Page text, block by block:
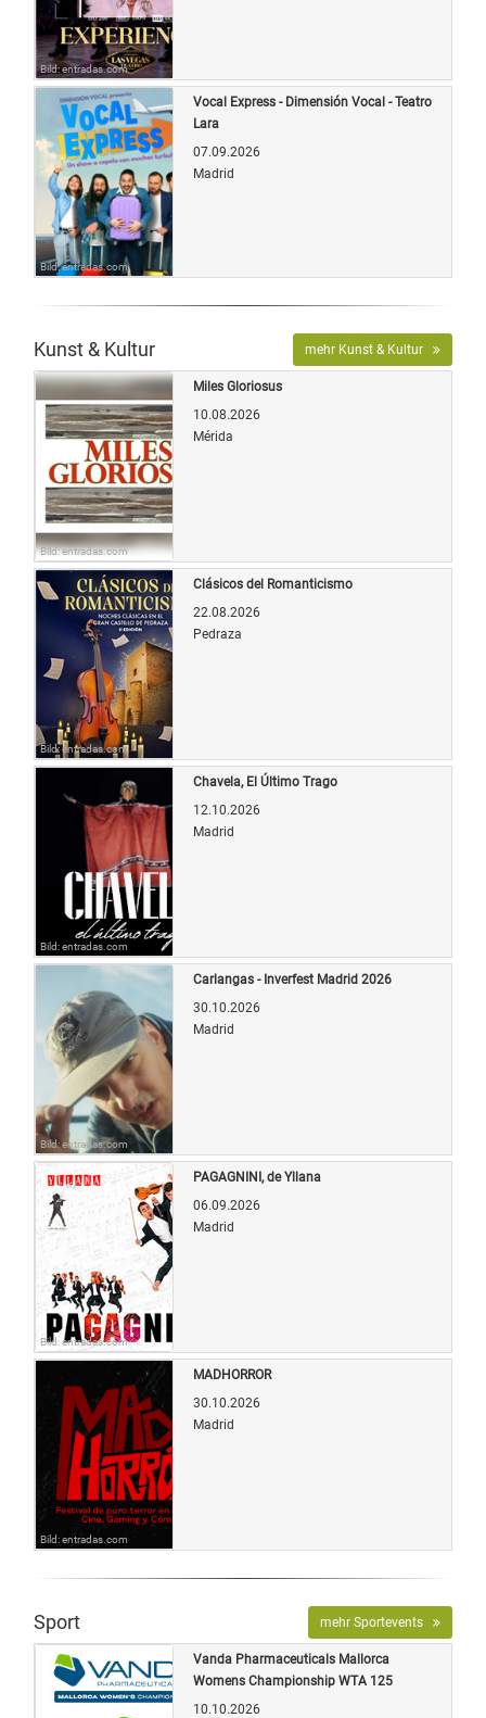
Bild: entradas.com
Bild: entradas.com
Vocal Express - Dimensión Vocal - Teatro
Lara
07.09.2026
Madrid
Kunst & Kultur mehr Kunst & Kultur
Bild: entradas.com
Miles Gloriosus
10.08.2026
Mérida
Bild: entradas.com
Clásicos del Romanticismo
22.08.2026
Pedraza
Bild: entradas.com
Chavela, El Último Trago
12.10.2026
Madrid
Bild: entradas.com
Carlangas - Inverfest Madrid 2026
30.10.2026
Madrid
Bild: entradas.com
PAGAGNINI, de Yllana
06.09.2026
Madrid
Bild: entradas.com
MADHORROR
30.10.2026
Madrid
Sport mehr Sportevents
Vanda Pharmaceuticals Mallorca
Womens Championship WTA 125
10.10.2026